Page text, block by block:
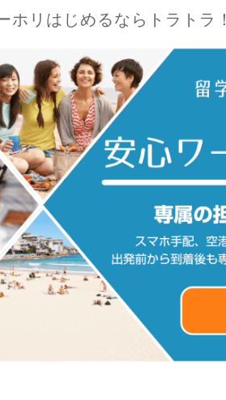
ホリはじめるならトラトラ！